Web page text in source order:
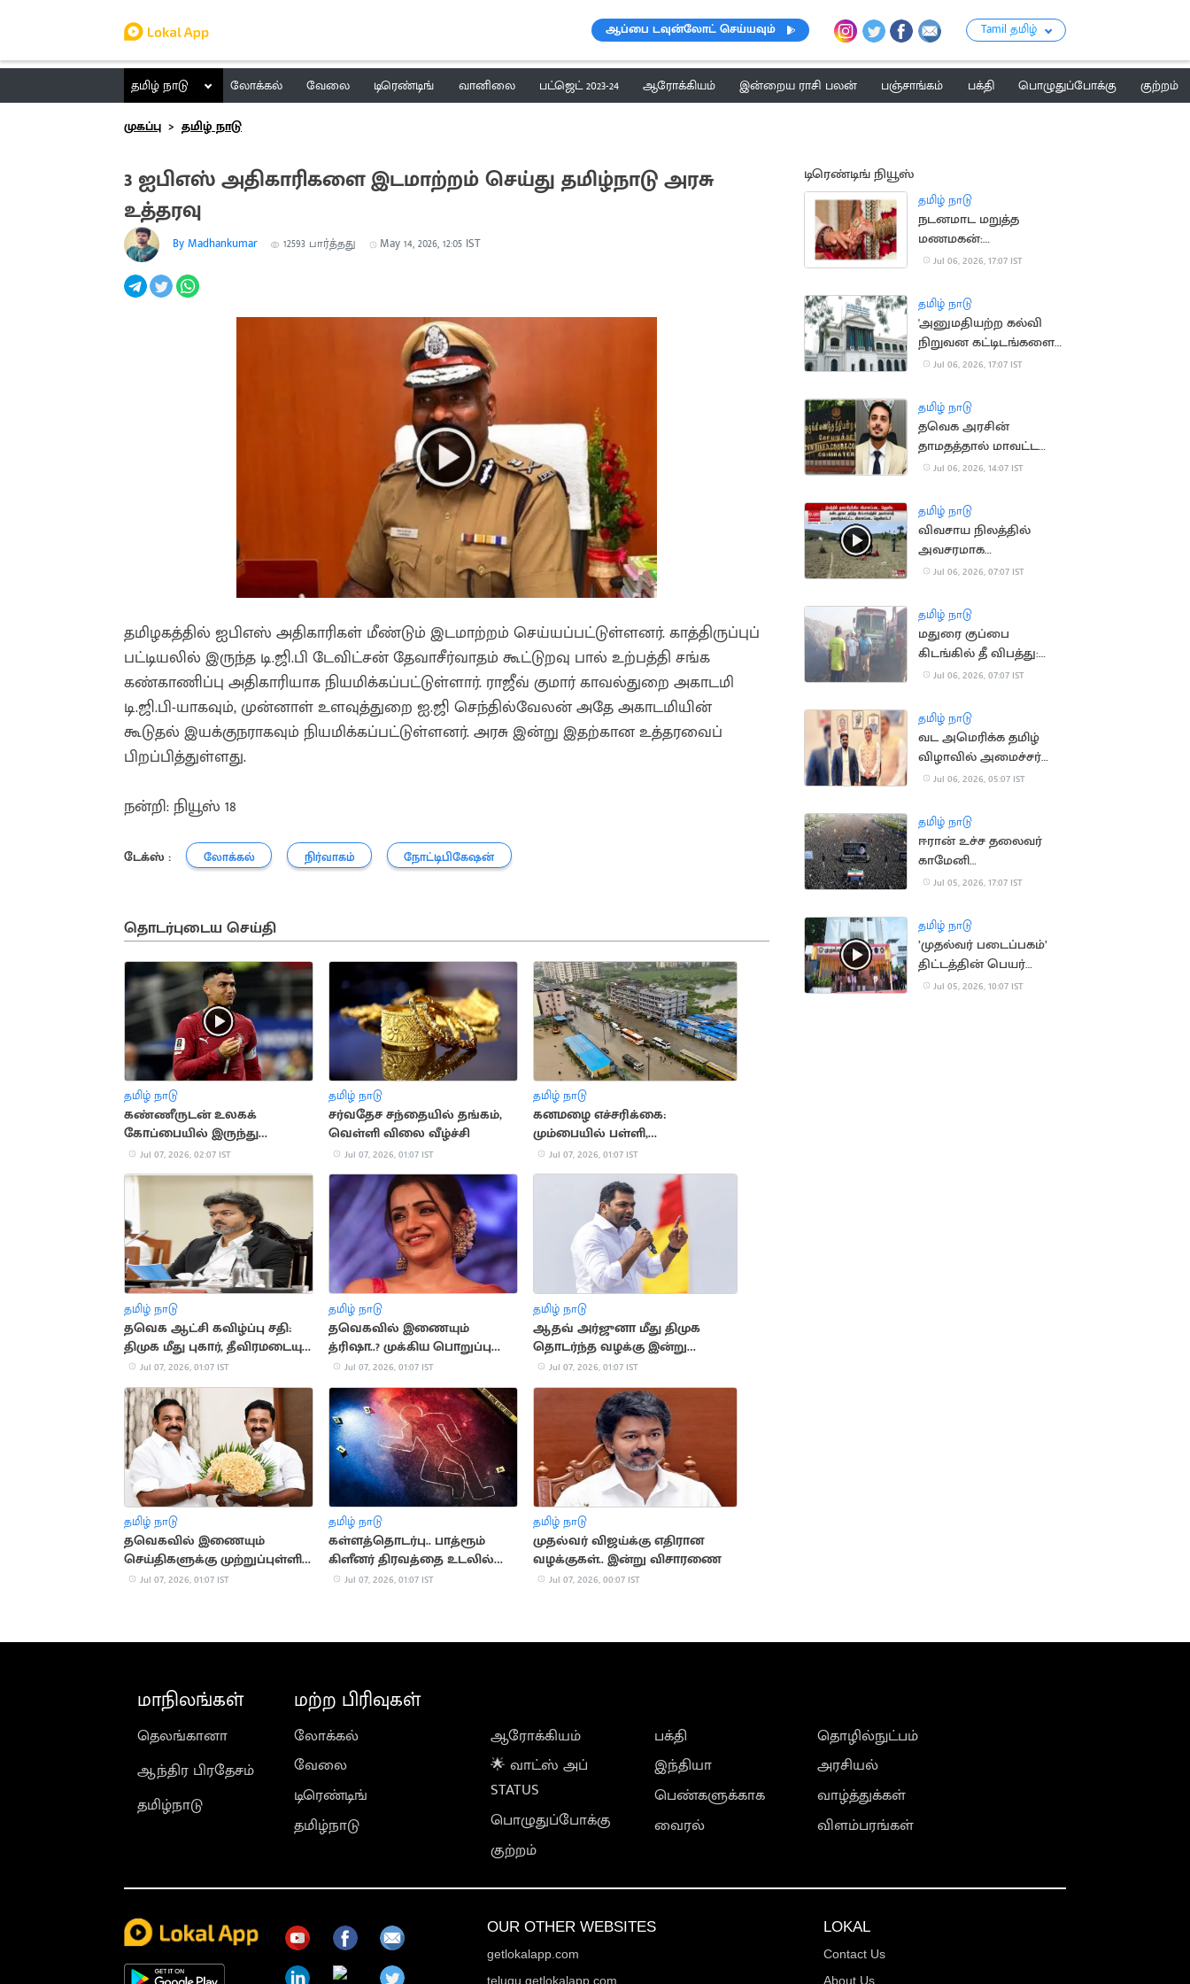
ஆப்பை டவுன்லோட் செய்யவும் Tamil தமிழ்
தமிழ் நாடு லோக்கல் வேலை டிரெண்டிங் வானிலை பட்ஜெட் 2023-24 ஆரோக்கியம் இன்றைய ராசி பலன் பஞ்சாங்கம் பக்தி பொழுதுப்போக்கு
குற்றம்
முகப்பு
தமிழ் நாடு
3 ஐபிஎஸ் அதிகாரிகளை இடமாற்றம் செய்து தமிழ்நாடு அரசு
உத்தரவு
By Madhankumar 12593 பார்த்தது May 14, 2026, 12:05 IST
தமிழகத்தில் ஐபிஎஸ் அதிகாரிகள் மீண்டும் இடமாற்றம் செய்யப்பட்டுள்ளனர். காத்திருப்புப்
பட்டியலில் இருந்த டி.ஜி.பி டேவிட்சன் தேவாசீர்வாதம் கூட்டுறவு பால் உற்பத்தி சங்க
கண்காணிப்பு அதிகாரியாக நியமிக்கப்பட்டுள்ளார். ராஜீவ் குமார் காவல்துறை அகாடமி
டி.ஜி.பி-யாகவும், முன்னாள் உளவுத்துறை ஐ.ஜி செந்தில்வேலன் அதே அகாடமியின்
கூடுதல் இயக்குநராகவும் நியமிக்கப்பட்டுள்ளனர். அரசு இன்று இதற்கான உத்தரவைப்
பிறப்பித்துள்ளது.
நன்றி: நியூஸ் 18
டேக்ஸ் : லோக்கல் நிர்வாகம் நோட்டிபிகேஷன்
தொடர்புடைய செய்தி
தமிழ் நாடு
கண்ணீருடன் உலகக்
கோப்பையில் இருந்து
விடைபெற்றார் ரொனால்டோ
Jul 07, 2026, 02:07 IST
தமிழ் நாடு
சர்வதேச சந்தையில் தங்கம்,
வெள்ளி விலை வீழ்ச்சி
Jul 07, 2026, 01:07 IST
தமிழ் நாடு
கனமழை எச்சரிக்கை:
மும்பையில் பள்ளி,
கல்லூரிகளுக்கு விடுமுறை
Jul 07, 2026, 01:07 IST
தமிழ் நாடு
தவெக ஆட்சி கவிழ்ப்பு சதி:
திமுக மீது புகார், தீவிரமடையும்
விசாரணை!
Jul 07, 2026, 01:07 IST
தமிழ் நாடு
தவெகவில் இணையும்
த்ரிஷா..? முக்கிய பொறுப்பு
வழங்கப்படுகிறது
Jul 07, 2026, 01:07 IST
தமிழ் நாடு
ஆதவ் அர்ஜுனா மீது திமுக
தொடர்ந்த வழக்கு இன்று
விசாரணை
Jul 07, 2026, 01:07 IST
தமிழ் நாடு
தவெகவில் இணையும்
செய்திகளுக்கு முற்றுப்புள்ளி
வைத்த காமராஜ்
Jul 07, 2026, 01:07 IST
தமிழ் நாடு
கள்ளத்தொடர்பு.. பாத்ரூம்
கிளீனர் திரவத்தை உடலில்
செலுத்தி கணவன் கொலை
Jul 07, 2026, 01:07 IST
தமிழ் நாடு
முதல்வர் விஜய்க்கு எதிரான
வழக்குகள்.. இன்று விசாரணை
Jul 07, 2026, 00:07 IST
டிரெண்டிங் நியூஸ்
தமிழ் நாடு
நடனமாட மறுத்த
மணமகன்:
திருமணத்தை நிறுத்திய
Jul 06, 2026, 17:07 IST
தமிழ் நாடு
'அனுமதியற்ற கல்வி
நிறுவன கட்டிடங்களை
வரன்முறைப்படுத்த
Jul 06, 2026, 17:07 IST
தமிழ் நாடு
தவெக அரசின்
தாமதத்தால் மாவட்ட
ஆட்சியருக்கு ரூ.80,000
Jul 06, 2026, 14:07 IST
தமிழ் நாடு
விவசாய நிலத்தில்
அவசரமாக
தரையிறங்கிய
ஹெலிகாப்டர்
Jul 06, 2026, 07:07 IST
தமிழ் நாடு
மதுரை குப்பை
கிடங்கில் தீ விபத்து:
இரண்டாம் நாளாக புகை
Jul 06, 2026, 07:07 IST
தமிழ் நாடு
வட அமெரிக்க தமிழ்
விழாவில் அமைச்சர்
ராஜ்மோகன் பங்கேற்பு
Jul 06, 2026, 05:07 IST
தமிழ் நாடு
ஈரான் உச்ச தலைவர்
காமேனி
இறுதிச்சடங்கில் 2 கோடி
Jul 05, 2026, 17:07 IST
தமிழ் நாடு
’முதல்வர் படைப்பகம்’
திட்டத்தின் பெயர்
மாற்றம்?
Jul 05, 2026, 10:07 IST
மாநிலங்கள்
தெலங்கானா
ஆந்திர பிரதேசம்
தமிழ்நாடு
மற்ற பிரிவுகள்
லோக்கல்
வேலை
டிரெண்டிங்
தமிழ்நாடு
ஆரோக்கியம்
🌟 வாட்ஸ் அப்
STATUS
பொழுதுப்போக்கு
குற்றம்
பக்தி
இந்தியா
பெண்களுக்காக
வைரல்
தொழில்நுட்பம்
அரசியல்
வாழ்த்துக்கள்
விளம்பரங்கள்
OUR OTHER WEBSITES
getlokalapp.com
telugu.getlokalapp.com
LOKAL
Contact Us
About Us